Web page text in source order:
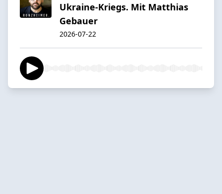
Ukraine-Kriegs. Mit Matthias
Gebauer
2026-07-22